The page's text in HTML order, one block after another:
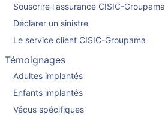
Souscrire l'assurance CISIC-Groupama
Déclarer un sinistre
Le service client CISIC-Groupama
Témoignages
Adultes implantés
Enfants implantés
Vécus spécifiques